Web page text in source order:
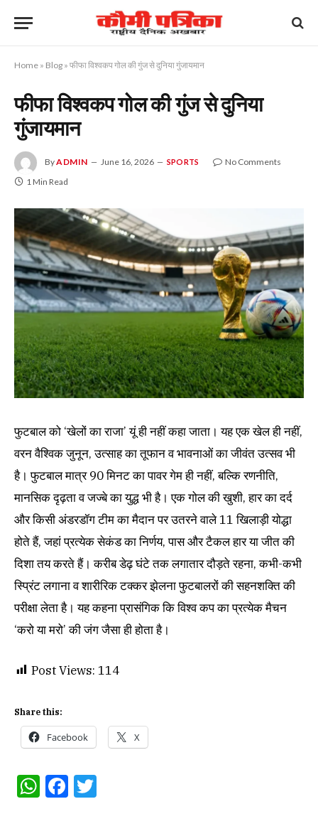
Home » Blog » फीफा विश्वकप गोल की गुंज से दुनिया गुंजायमान
फीफा विश्वकप गोल की गुंज से दुनिया
गुंजायमान
ByADMIN June 16, 2026 SPORTS
No Comments
1 Min Read
फुटबाल को ‘खेलों का राजा’ यूं ही नहीं कहा जाता। यह एक खेल ही नहीं,
वरन वैश्विक जुनून, उत्साह का तूफान व भावनाओं का जीवंत उत्सव भी
है। फुटबाल मात्र 90 मिनट का पावर गेम ही नहीं, बल्कि रणनीति,
मानसिक दृढ़ता व जज्बे का युद्ध भी है। एक गोल की खुशी, हार का दर्द
और किसी अंडरडॉग टीम का मैदान पर उतरने वाले 11 खिलाड़ी योद्धा
होते हैं, जहां प्रत्येक सेकंड का निर्णय, पास और टैकल हार या जीत की
दिशा तय करते हैं। करीब डेढ़ घंटे तक लगातार दौड़ते रहना, कभी-कभी
स्प्रिंट लगाना व शारीरिक टक्कर झेलना फुटबालरों की सहनशक्ति की
परीक्षा लेता है। यह कहना प्रासंगिक कि विश्व कप का प्रत्येक मैचन
‘करो या मरो’ की जंग जैसा ही होता है।
Post Views: 114
Share this:
Facebook X
WhatsApp
Facebook